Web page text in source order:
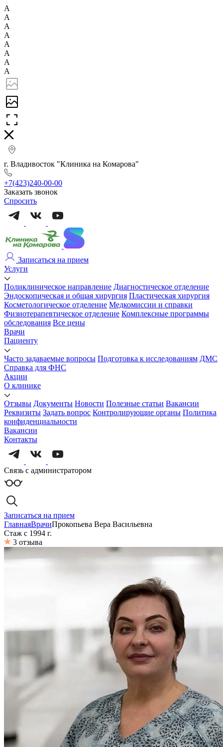
А
А
А
А
А
А
А
А
г. Владивосток "Клиника на Комарова"
+7(423)240-00-00
Заказать звонок
Спросить
Записаться на прием
Услуги
Поликлиническое направление Диагностическое отделение
Эндоскопическая и общая хирургия Пластическая хирургия
Косметологическое отделение Медкомиссии и справки
Физиотерапевтическое отделение Комплексные программы
обследования Все цены
Врачи
Пациенту
Часто задаваемые вопросы Подготовка к исследованиям ДМС
Справка для ФНС
Акции
О клинике
Отзывы Документы Новости Полезные статьи Вакансии
Реквизиты Задать вопрос Контролирующие органы Политика
конфиденциальности
Вакансии
Контакты
Связь с администратором
Записаться на прием
ГлавнаяВрачиПрокопьева Вера Васильевна
Стаж с 1994 г.
3 отзыва